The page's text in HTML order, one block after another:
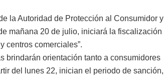
la Autoridad de Protección al Consumidor y
mañana 20 de julio, iniciará la fiscalización
centros comerciales”.
brindarán orientación tanto a consumidores
del lunes 22, inician el periodo de sanción,